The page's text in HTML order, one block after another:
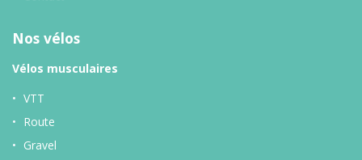
Nos vélos
Vélos musculaires
VTT
Route
Gravel